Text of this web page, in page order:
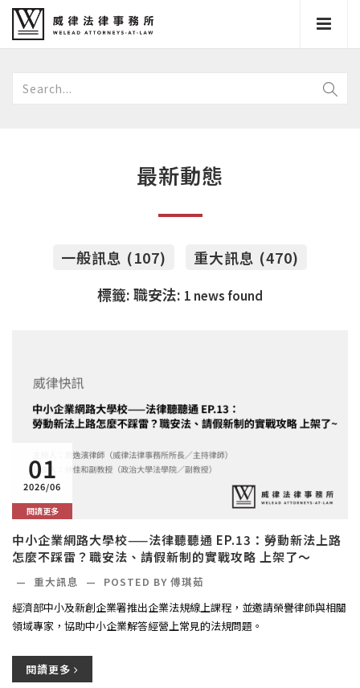
最新動態
一般訊息 (107)
重大訊息 (470)
標籤: 職安法: 1 news found
01
2026/06
閱讀更多
中小企業網路大學校——法律聽聽通 EP.13：勞動新法上路
怎麼不踩雷？職安法、請假新制的實戰攻略 上架了～
— 重大訊息 —
POSTED BY 傅琪茹
經濟部中小及新創企業署推出企業法規線上課程，並邀請榮譽律師與相關
領域專家，協助中小企業解答經營上常見的法規問題。
閱讀更多